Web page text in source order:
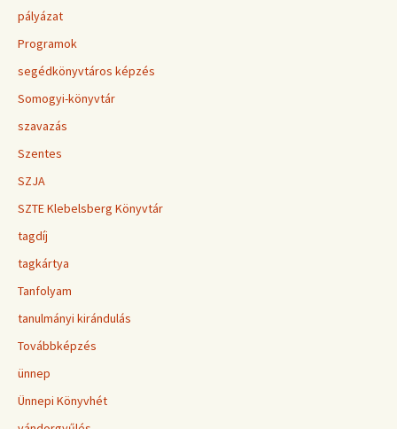
pályázat
Programok
segédkönyvtáros képzés
Somogyi-könyvtár
szavazás
Szentes
SZJA
SZTE Klebelsberg Könyvtár
tagdíj
tagkártya
Tanfolyam
tanulmányi kirándulás
Továbbképzés
ünnep
Ünnepi Könyvhét